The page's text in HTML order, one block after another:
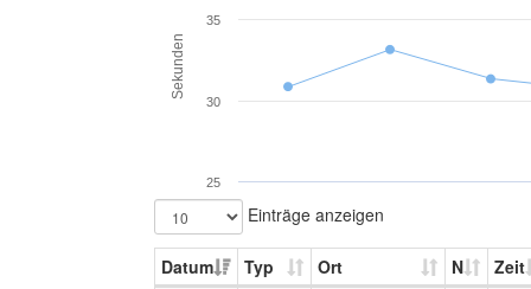
Sekunden
25
30
35
Einträge anzeigen
Datum Typ Ort N Zeit